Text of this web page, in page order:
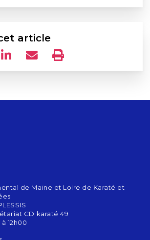
article
de Maine et Loire de Karaté et
CD karaté 49
12h00